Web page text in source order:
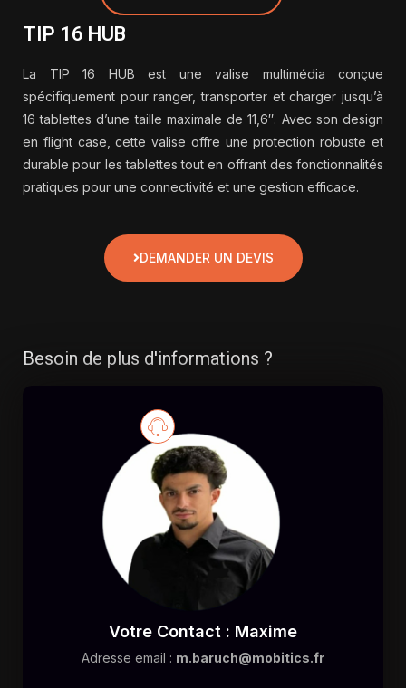
TIP 16 HUB
La TIP 16 HUB est une valise multimédia conçue
spécifiquement pour ranger, transporter et charger jusqu’à
16 tablettes d’une taille maximale de 11,6″. Avec son design
en flight case, cette valise offre une protection robuste et
durable pour les tablettes tout en offrant des fonctionnalités
pratiques pour une connectivité et une gestion efficace.
DEMANDER UN DEVIS
Besoin de plus d'informations ?
Votre Contact : Maxime
Adresse email : m.baruch@mobitics.fr